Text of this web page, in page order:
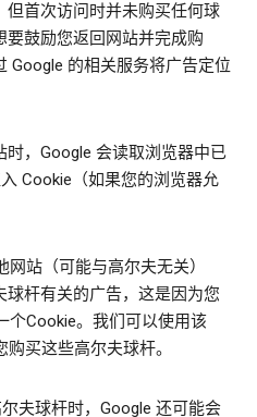
首次访问时并未购买任何球
鼓励您返回网站并完成购
Google 的相关服务将广告定位
，Google 会读取浏览器中已
Cookie（如果您的浏览器允
站（可能与高尔夫无关）
球杆有关的广告，这是因为您
个Cookie。我们可以使用该
买这些高尔夫球杆。
夫球杆时，Google 还可能会